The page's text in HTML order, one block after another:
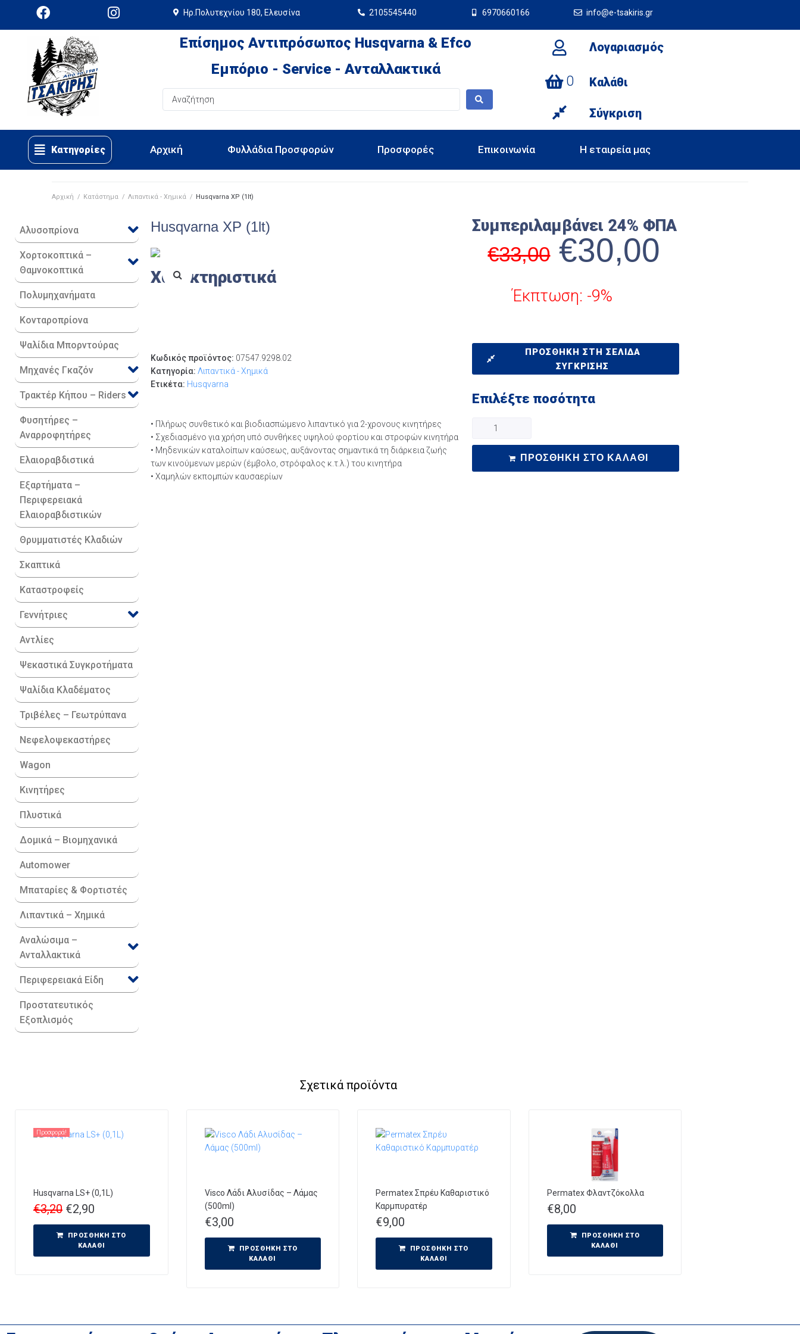
Ηρ.Πολυτεχνίου 180, Ελευσίνα 2105545440 6970660166 info@e-tsakiris.gr
Επίσημος Αντιπρόσωπος Husqvarna & Efco
Εμπόριο - Service - Ανταλλακτικά
0
Λογαριασμός
Καλάθι
Σύγκριση
Κατηγορίες Αρχική Φυλλάδια Προσφορών Προσφορές Επικοινωνία Η εταιρεία μας
Αρχική / Κατάστημα / Λιπαντικά - Χημικά / Husqvarna XP (1lt)
Αλυσοπρίονα
Χορτοκοπτικά –
Θαμνοκοπτικά
Πολυμηχανήματα
Κονταροπρίονα
Ψαλίδια Μπορντούρας
Μηχανές Γκαζόν
Τρακτέρ Κήπου – Riders
Φυσητήρες –
Αναρροφητήρες
Ελαιοραβδιστικά
Εξαρτήματα –
Περιφερειακά
Ελαιοραβδιστικών
Θρυμματιστές Κλαδιών
Σκαπτικά
Καταστροφείς
Γεννήτριες
Αντλίες
Ψεκαστικά Συγκροτήματα
Ψαλίδια Κλαδέματος
Τριβέλες – Γεωτρύπανα
Νεφελοψεκαστήρες
Wagon
Κινητήρες
Πλυστικά
Δομικά – Βιομηχανικά
Automower
Μπαταρίες & Φορτιστές
Λιπαντικά – Χημικά
Αναλώσιμα –
Ανταλλακτικά
Περιφερειακά Είδη​
Προστατευτικός
Εξοπλισμός
Husqvarna XP (1lt)
Χαρακτηριστικά
Κωδικός προϊόντος: 07547.9298.02
Κατηγορία:Λιπαντικά - Χημικά
Ετικέτα: Husqvarna
• Πλήρως συνθετικό και βιοδιασπώμενο λιπαντικό για 2-χρονους κινητήρες
• Σχεδιασμένο για χρήση υπό συνθήκες υψηλού φορτίου και στροφών κινητήρα
• Μηδενικών καταλοίπων καύσεως, αυξάνοντας σημαντικά τη διάρκεια ζωής
των κινούμενων μερών (έμβολο, στρόφαλος κ.τ.λ.) του κινητήρα
• Χαμηλών εκπομπών καυσαερίων
Συμπεριλαμβάνει 24% ΦΠΑ
€33,00 €30,00
Έκπτωση: -9%
ΠΡΟΣΘΉΚΗ ΣΤΗ ΣΕΛΊΔΑ
ΣΎΓΚΡΙΣΗΣ
Επιλέξτε ποσότητα
ΠΡΟΣΘΉΚΗ ΣΤΟ ΚΑΛΆΘΙ
Σχετικά προϊόντα
Προσφορά!
Husqvarna LS+ (0,1L)
€3,20 €2,90
ΠΡΟΣΘΉΚΗ ΣΤΟ
ΚΑΛΆΘΙ
Visco Λάδι Αλυσίδας – Λάμας
(500ml)
€3,00
ΠΡΟΣΘΉΚΗ ΣΤΟ
ΚΑΛΆΘΙ
Permatex Σπρέυ Καθαριστικό
Καρμπυρατέρ
€9,00
ΠΡΟΣΘΉΚΗ ΣΤΟ
ΚΑΛΆΘΙ
Permatex Φλαντζόκολλα
€8,00
ΠΡΟΣΘΉΚΗ ΣΤΟ
ΚΑΛΆΘΙ